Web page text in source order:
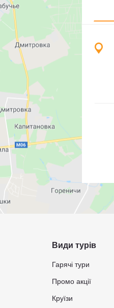
Види турів
Гарячі тури
Промо акції
Круїзи